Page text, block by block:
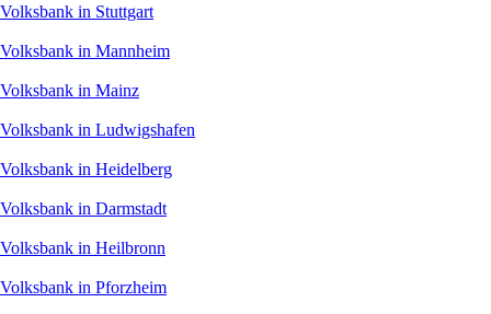
Volksbank in Stuttgart
Volksbank in Mannheim
Volksbank in Mainz
Volksbank in Ludwigshafen
Volksbank in Heidelberg
Volksbank in Darmstadt
Volksbank in Heilbronn
Volksbank in Pforzheim